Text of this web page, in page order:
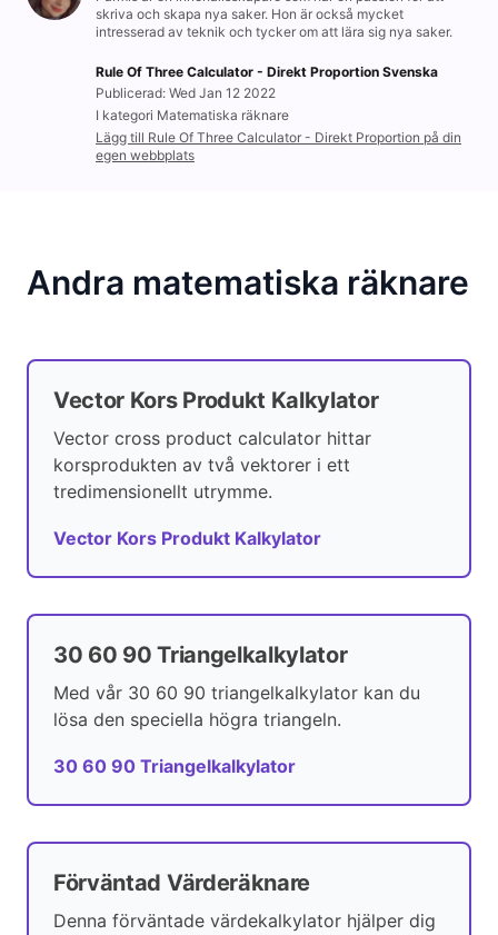
skriva och skapa nya saker. Hon är också mycket
intresserad av teknik och tycker om att lära sig nya saker.
Rule Of Three Calculator - Direkt Proportion Svenska
Publicerad: Wed Jan 12 2022
I kategori Matematiska räknare
Lägg till Rule Of Three Calculator - Direkt Proportion på din
egen webbplats
Andra matematiska räknare
Vector Kors Produkt Kalkylator
Vector cross product calculator hittar
korsprodukten av två vektorer i ett
tredimensionellt utrymme.
Vector Kors Produkt Kalkylator
30 60 90 Triangelkalkylator
Med vår 30 60 90 triangelkalkylator kan du
lösa den speciella högra triangeln.
30 60 90 Triangelkalkylator
Förväntad Värderäknare
Denna förväntade värdekalkylator hjälper dig